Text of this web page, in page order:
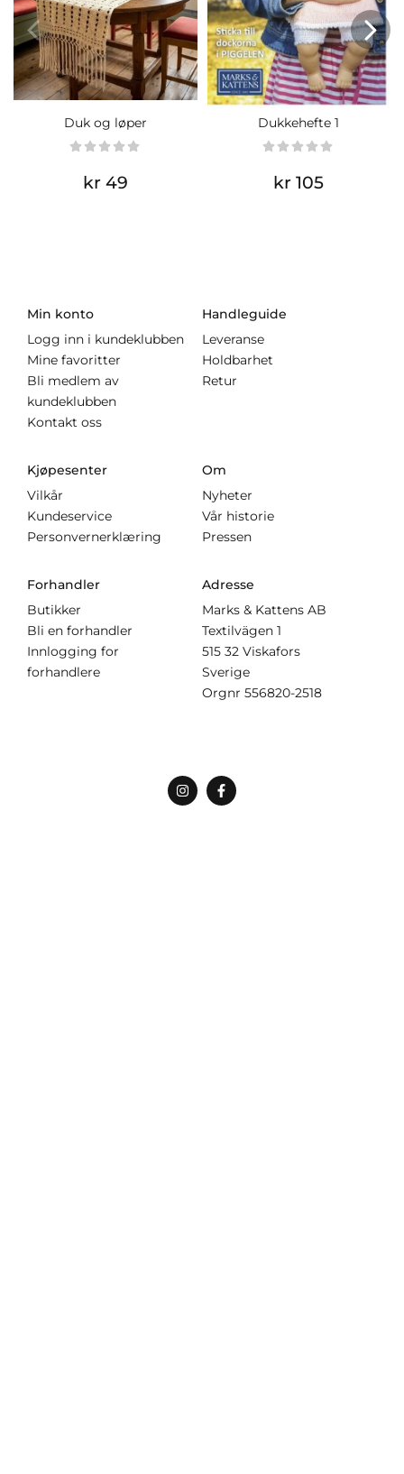
Duk og løper
kr 49
Dukkehefte 1
kr 105
Min konto
Logg inn i kundeklubben
Mine favoritter
Bli medlem av
kundeklubben
Kontakt oss
Handleguide
Leveranse
Holdbarhet
Retur
Kjøpesenter
Vilkår
Kundeservice
Personvernerklæring
Om
Nyheter
Vår historie
Pressen
Forhandler
Butikker
Bli en forhandler
Innlogging for
forhandlere
Adresse
Marks & Kattens AB
Textilvägen 1
515 32 Viskafors
Sverige
Orgnr 556820-2518